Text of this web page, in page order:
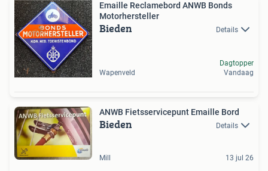
Emaille Reclamebord ANWB Bonds
Motorhersteller
Bieden Details
Wapenveld
Dagtopper
Vandaag
ANWB Fietsservicepunt Emaille Bord
Bieden Details
Mill 13 jul 26